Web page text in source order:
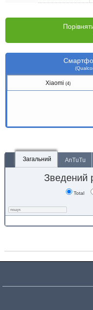
Xiaomi(4)
Загальний AnTuTu
Зведений
Total